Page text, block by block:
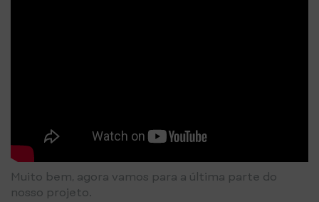
Muito bem, agora vamos para a última parte do
nosso projeto.